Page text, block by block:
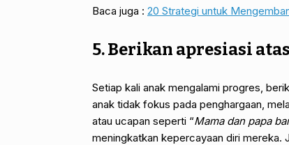
Baca juga : 20 Strategi untuk
5. Berikan apresiasi
Setiap kali anak mengalami progres,
anak tidak fokus pada penghargaan,
atau ucapan seperti “Mama dan papa
meningkatkan kepercayaan diri mereka.